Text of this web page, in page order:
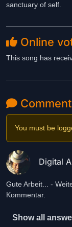
sanctuary of self.
Online
This song has
You must be
Digital
Gute Arbeit... -
Kommentar.
Show all